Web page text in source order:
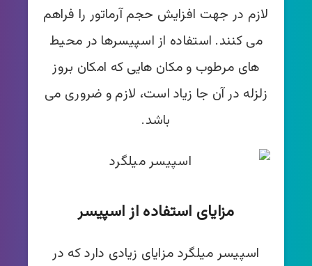
لازم در جهت افزایش حجم آرماتور را فراهم
می کنند. استفاده از اسپیسرها در محیط
های مرطوب و مکان هایی که امکان بروز
زلزله در آن جا زیاد است، لازم و ضروری می
باشد.
مزایای استفاده از اسپیسر
اسپیسر میلگرد مزایای زیادی دارد که در